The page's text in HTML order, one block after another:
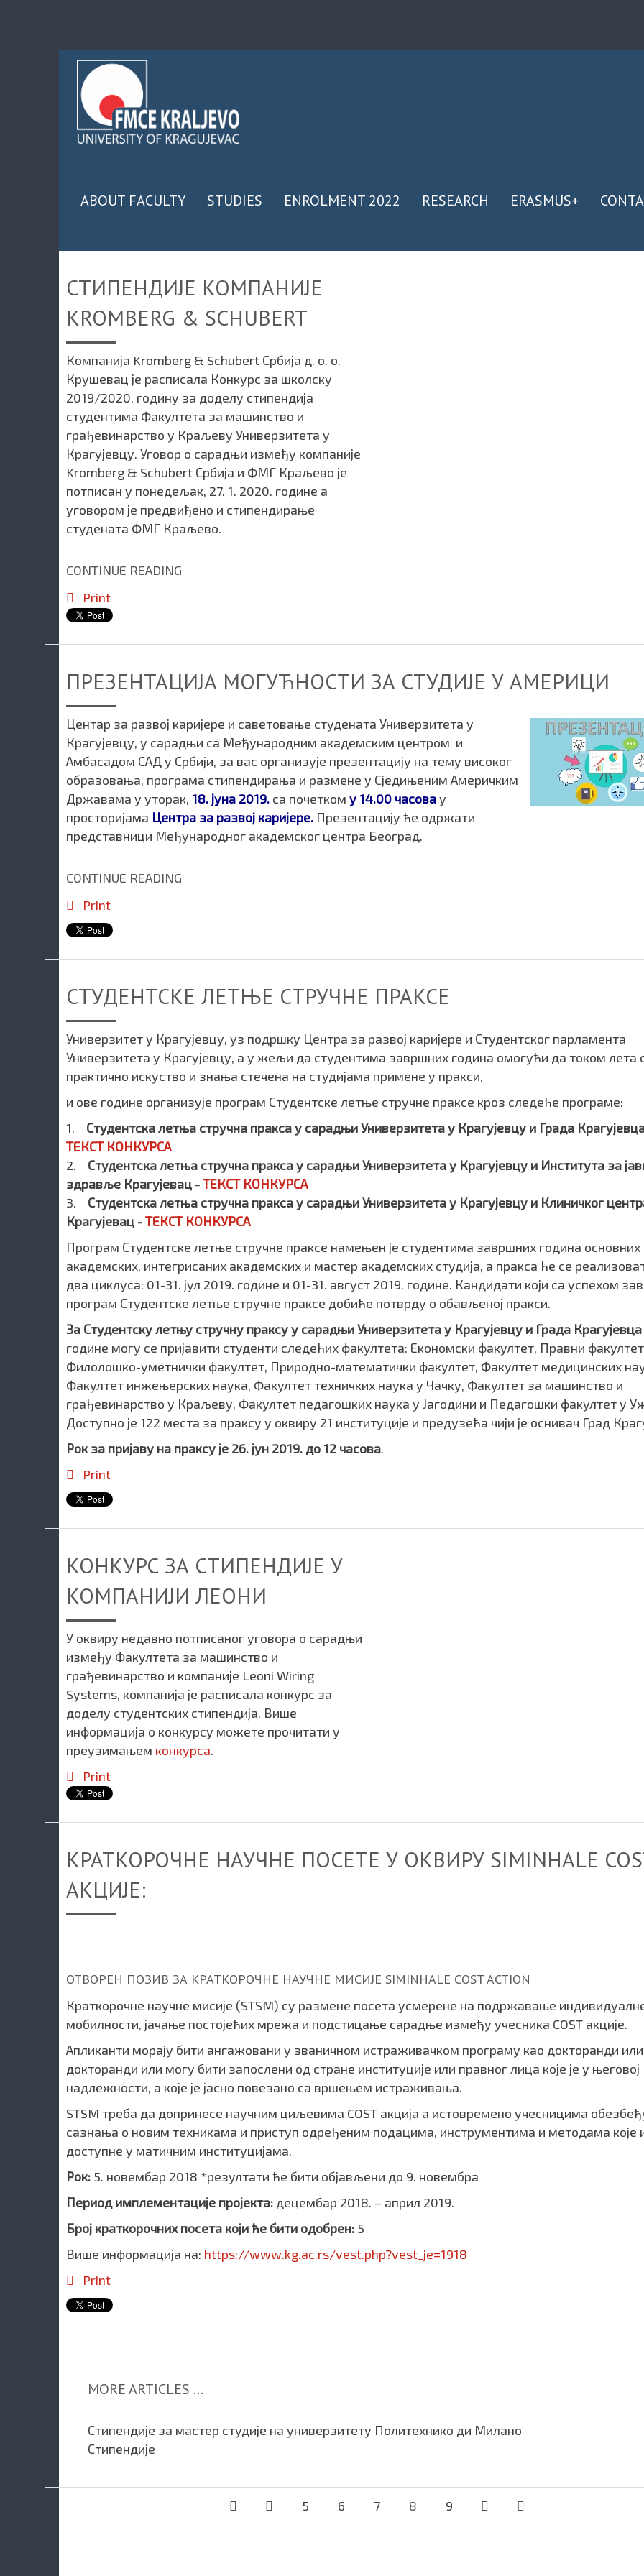
ABOUT FACULTY STUDIES ENROLMENT 2022 RESEARCH ERASMUS+
СТИПЕНДИЈЕ КОМПАНИЈЕ
KROMBERG & SCHUBERT
Компанија Kromberg & Schubert Србија д. о. о.
Крушевац је расписала Конкурс за школску
2019/2020. годину за доделу стипендија
студентима Факултета за машинство и
грађевинарство у Краљеву Универзитета у
Крагујевцу. Уговор о сарадњи између компаније
Kromberg & Schubert Србија и ФМГ Краљево је
потписан у понедељак, 27. 1. 2020. године а
уговором је предвиђено и стипендирање
студената ФМГ Краљево.
CONTINUE READING
Print
ПРЕЗЕНТАЦИЈА МОГУЋНОСТИ ЗА СТУДИЈЕ У АМЕРИЦИ
Центар за развој каријере и саветовање студената Универзитета у
Крагујевцу, у сарадњи са Међународним академским центром и
Амбасадом САД у Србији, за вас организује презентацију на тему високог
образовања, програма стипендирања и размене у Сједињеним Америчким
Државама у уторак, 18. јуна 2019. са почетком у 14.00 часовау
просторијама Центра за развој каријере. Презентацију ће одржати
представници Међународног академског центра Београд.
CONTINUE READING
Print
СТУДЕНТСКЕ ЛЕТЊЕ СТРУЧНЕ ПРАКСЕ
Универзитет у Крагујевцу, уз подршку Центра за развој каријере и Студентског парламента
Универзитета у Крагујевцу, а у жељи да студентима завршних година омогући да током лета
практично искуство и знања стечена на студијама примене у пракси,
и ове године организује програм Студентске летње стручне праксе кроз следеће програме:
1. Студентска летња стручна пракса у сарадњи Универзитета у Крагујевцу и Града
ТЕКСТ КОНКУРСА
2.
Студентска летња стручна пракса у сарадњи Универзитета у Крагујевцу и Института за
здравље Крагујевац -ТЕКСТ КОНКУРСА
3. Студентска летња стручна пракса у сарадњи Универзитета у Крагујевцу и Клиничког
Крагујевац -ТЕКСТ КОНКУРСА
Програм Студентске летње стручне праксе намењен je студентима завршних година основних
академских, интегрисаних академских и мастер академских студија, а пракса ће се
два циклуса: 01-31. јул 2019. године и 01-31. август 2019. године. Кандидати који са успехом
програм Студентске летње стручне праксе добиће потврду о обављеној пракси.
За Студентску летњу стручну праксу у сарадњи Универзитета у Крагујевцу и Града Крагујевца
године могу се пријавити студенти следећих факултета: Економски факултет, Правни
Филолошко-уметнички факултет, Природно-математички факултет, Факултет медицинских
Факултет инжењерских наука, Факултет техничких наука у Чачку, Факултет за машинство и
грађевинарство у Краљеву, Факултет педагошких наука у Јагодини и Педагошки факултет у
Доступно је 122 места за праксу у оквиру 21 институције и предузећа чији је оснивач Град
Рок за пријаву на праксу је 26. јун 2019. до 12 часова.
Print
КОНКУРС ЗА СТИПЕНДИЈЕ У
КОМПАНИЈИ ЛЕОНИ
У оквиру недавно потписаног уговора о сарадњи
између Факултета за машинство и
грађевинарство и компаније Leoni Wiring
Systems, компанија је расписала конкурс за
доделу студентских стипендија. Више
информација о конкурсу можете прочитати у
преузимањем конкурса.
Print
KРАТКОРОЧНЕ НАУЧНЕ ПОСЕТЕ У ОКВИРУ SIMINHALE
АКЦИЈЕ:
ОТВОРЕН ПОЗИВ ЗА КРАТКОРОЧНЕ НАУЧНЕ МИСИЈЕ SIMINHALE COST ACTION
Краткорочне научне мисије (STSM) су размeне посета усмерене на подржавање
мобилности, јачање постојећих мрежа и подстицање сарадње између учесника COST акције.
Апликанти морају бити ангажовани у званичном истраживачком програму као докторанди
докторанди или могу бити запослени од стране институције или правног лица које је у његовој
надлежности, а које је јасно повезано са вршењем истраживања.
STSM треба да допринесе научним циљевима COST акцијa а истовремено учесницима
сазнања о новим техникама и приступ одређеним подацима, инструментима и методама које
доступне у матичним институцијама.
Рок: 5. новембар 2018 *резултати ће бити објављени до 9. новембра
Период имплементације пројекта: децембар 2018. – април 2019.
Број краткорочних посета који ће бити одобрен: 5
Више информација на: https://www.kg.ac.rs/vest.php?vest_je=1918
Print
MORE ARTICLES ...
Стипендије за мастер студије на универзитету Политехнико ди Милано
Стипендије
5 6 7 8 9